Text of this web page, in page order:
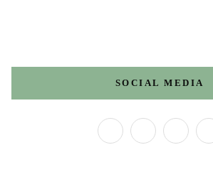
SOCIAL MEDIA